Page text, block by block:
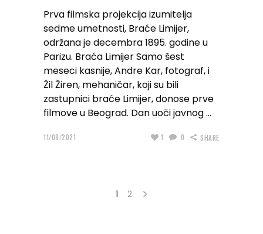
Prva filmska projekcija izumitelja
sedme umetnosti, Braće Limijer,
održana je decembra 1895. godine u
Parizu. Braća Limijer Samo šest
meseci kasnije, Andre Kar, fotograf, i
Žil Žiren, mehaničar, koji su bili
zastupnici braće Limijer, donose prve
filmove u Beograd. Dan uoči javnog
11/08/2021 1 0 SHARE
1 2